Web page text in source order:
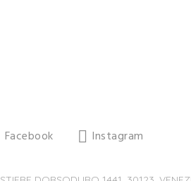
Facebook Instagram